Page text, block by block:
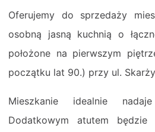
Oferujemy do sprzedaży
osobną jasną kuchnią o
położone na pierwszym
początku lat 90.) przy ul.
Mieszkanie idealnie
Dodatkowym atutem